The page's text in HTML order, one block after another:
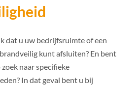
dat u uw bedrijfsruimte of een
kunt afsluiten? En bent
naar specifieke
In dat geval bent u bij